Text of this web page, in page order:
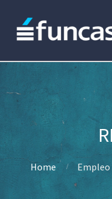
Home Empleo